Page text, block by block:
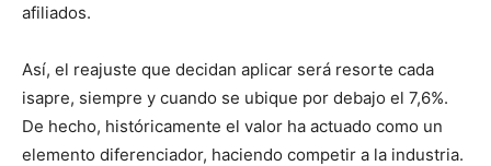
afiliados.
Así, el reajuste que decidan aplicar será resorte cada
isapre, siempre y cuando se ubique por debajo el 7,6%.
De hecho, históricamente el valor ha actuado como un
elemento diferenciador, haciendo competir a la industria.